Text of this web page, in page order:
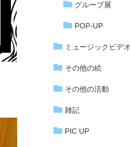
グループ展
POP-UP
ミュージックビデオ
その他の絵
その他の活動
雑記
PIC UP